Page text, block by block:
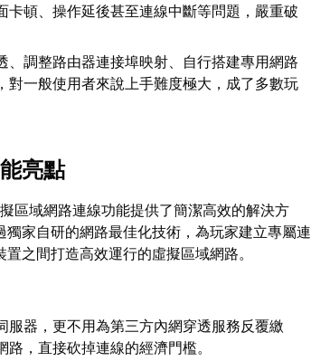
頓、操作延後甚至連線中斷等問題，嚴重破
、調整路由器連接埠映射、自行搭建專用網路
一般使用者來說上手難度極大，成了多數玩
亮點
區域網路連線功能提供了簡潔高效的解決方
家自研的網路最佳化技術，為玩家建立專屬連
之間打造高效運行的虛擬區域網路。
服器，更不用為第三方內網穿透服務反覆繳
，直接砍掉連線的經濟門檻。